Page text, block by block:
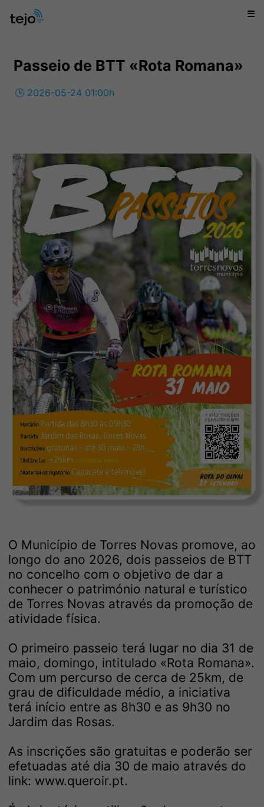
☰
Passeio de BTT «Rota Romana»
🕒 2026-05-24 01:00h
O Município de Torres Novas promove, ao
longo do ano 2026, dois passeios de BTT
no concelho com o objetivo de dar a
conhecer o património natural e turístico
de Torres Novas através da promoção de
atividade física.
O primeiro passeio terá lugar no dia 31 de
maio, domingo, intitulado «Rota Romana».
Com um percurso de cerca de 25km, de
grau de dificuldade médio, a iniciativa
terá início entre as 8h30 e as 9h30 no
Jardim das Rosas.
As inscrições são gratuitas e poderão ser
efetuadas até dia 30 de maio através do
link: www.queroir.pt.